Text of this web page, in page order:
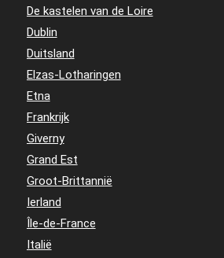
De kastelen van de Loire
Dublin
Duitsland
Elzas-Lotharingen
Etna
Frankrijk
Giverny
Grand Est
Groot-Brittannië
Ierland
Île-de-France
Italië